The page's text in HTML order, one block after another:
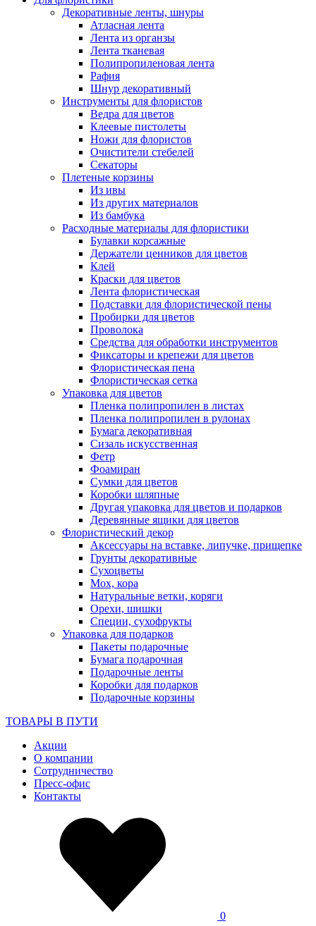
Декоративные ленты, шнуры
Атласная лента
Лента из органзы
Лента тканевая
Полипропиленовая лента
Рафия
Шнур декоративный
Инструменты для флористов
Ведра для цветов
Клеевые пистолеты
Ножи для флористов
Очистители стебелей
Секаторы
Плетеные корзины
Из ивы
Из других материалов
Из бамбука
Расходные материалы для флористики
Булавки корсажные
Держатели ценников для цветов
Клей
Краски для цветов
Лента флористическая
Подставки для флористической пены
Пробирки для цветов
Проволока
Средства для обработки инструментов
Фиксаторы и крепежи для цветов
Флористическая пена
Флористическая сетка
Упаковка для цветов
Пленка полипропилен в листах
Пленка полипропилен в рулонах
Бумага декоративная
Сизаль искусственная
Фетр
Фоамиран
Сумки для цветов
Коробки шляпные
Другая упаковка для цветов и подарков
Деревянные ящики для цветов
Флористический декор
Аксессуары на вставке, липучке, прищепке
Грунты декоративные
Сухоцветы
Мох, кора
Натуральные ветки, коряги
Орехи, шишки
Специи, сухофрукты
Упаковка для подарков
Пакеты подарочные
Бумага подарочная
Подарочные ленты
Коробки для подарков
Подарочные корзины
ТОВАРЫ В ПУТИ
Акции
О компании
Сотрудничество
Пресс-офис
Контакты
0